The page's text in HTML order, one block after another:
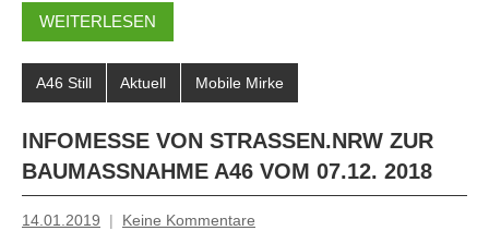
WEITERLESEN
A46 Still Aktuell Mobile Mirke
INFOMESSE VON STRASSEN.NRW ZUR B
AUMASSNAHME A46 VOM 07.12. 2018
14.01.2019
Inge
Keine Kommentare